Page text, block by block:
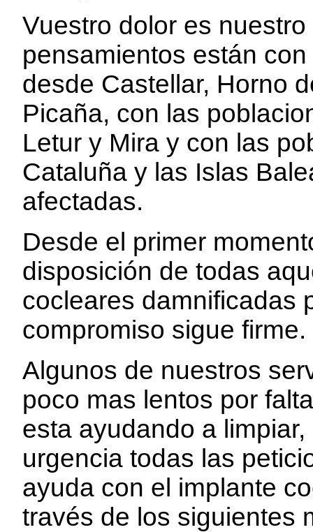
Vuestro dolor es
pensamientos están
desde Castellar, Horno
Picaña, con las
Letur y Mira y con las
Cataluña y las Islas
afectadas.
Desde el primer
disposición de todas
cocleares damnificadas
compromiso sigue firme.
Algunos de nuestros
poco mas lentos por
esta ayudando a
urgencia todas las
ayuda con el implante
través de los siguientes